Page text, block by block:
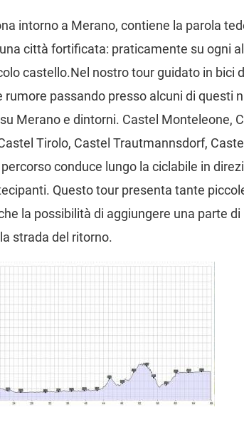
intorno a Merano, contiene la parola
città fortificata: praticamente su ogni
castello.Nel nostro tour guidato in bici
rumore passando presso alcuni di questi
Merano e dintorni. Castel Monteleone,
Tirolo, Castel Trautmannsdorf,
conduce lungo la ciclabile in
Questo tour presenta tante
la possibilità di aggiungere una parte
strada del ritorno.